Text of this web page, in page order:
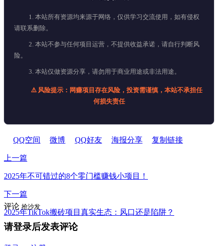
1. 本站所有资源均来源于网络，仅供学习交流使用，如有侵权
请联系删除。
2. 本站不参与任何项目运营，不提供收益承诺，请自行判断风
险。
3. 本站仅做资源分享，请勿用于商业用途或非法用途。
⚠️ 风险提示：网赚项目存在风险，投资需谨慎，本站不承担任
何损失责任
QQ空间 微博 QQ好友 海报分享 复制链接
上一篇
2025年不可错过的8个零门槛赚钱小项目！
下一篇
2025年TikTok搬砖项目真实生态：风口还是陷阱？
评论 抢沙发
请登录后发表评论